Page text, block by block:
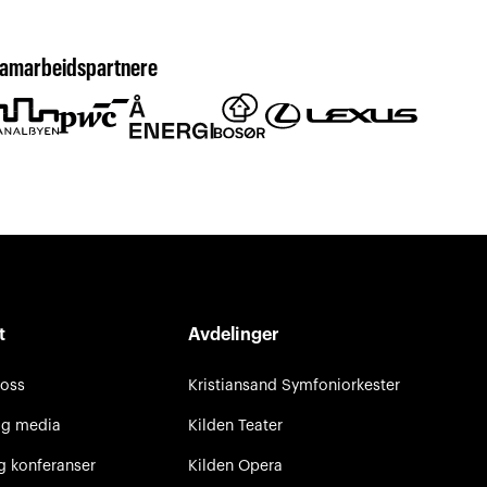
media
konferanser
Avdelinger
Kristiansand Symfoniorkester
Kilden Teater
Kilden Opera